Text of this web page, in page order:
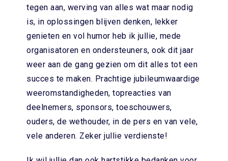
tegen aan, werving van alles wat maar nodig
is, in oplossingen blijven denken, lekker
genieten en vol humor heb ik jullie, mede
organisatoren en ondersteuners, ook dit jaar
weer aan de gang gezien om dit alles tot een
succes te maken. Prachtige jubileumwaardige
weeromstandigheden, topreacties van
deelnemers, sponsors, toeschouwers,
ouders, de wethouder, in de pers en van vele,
vele anderen. Zeker jullie verdienste!